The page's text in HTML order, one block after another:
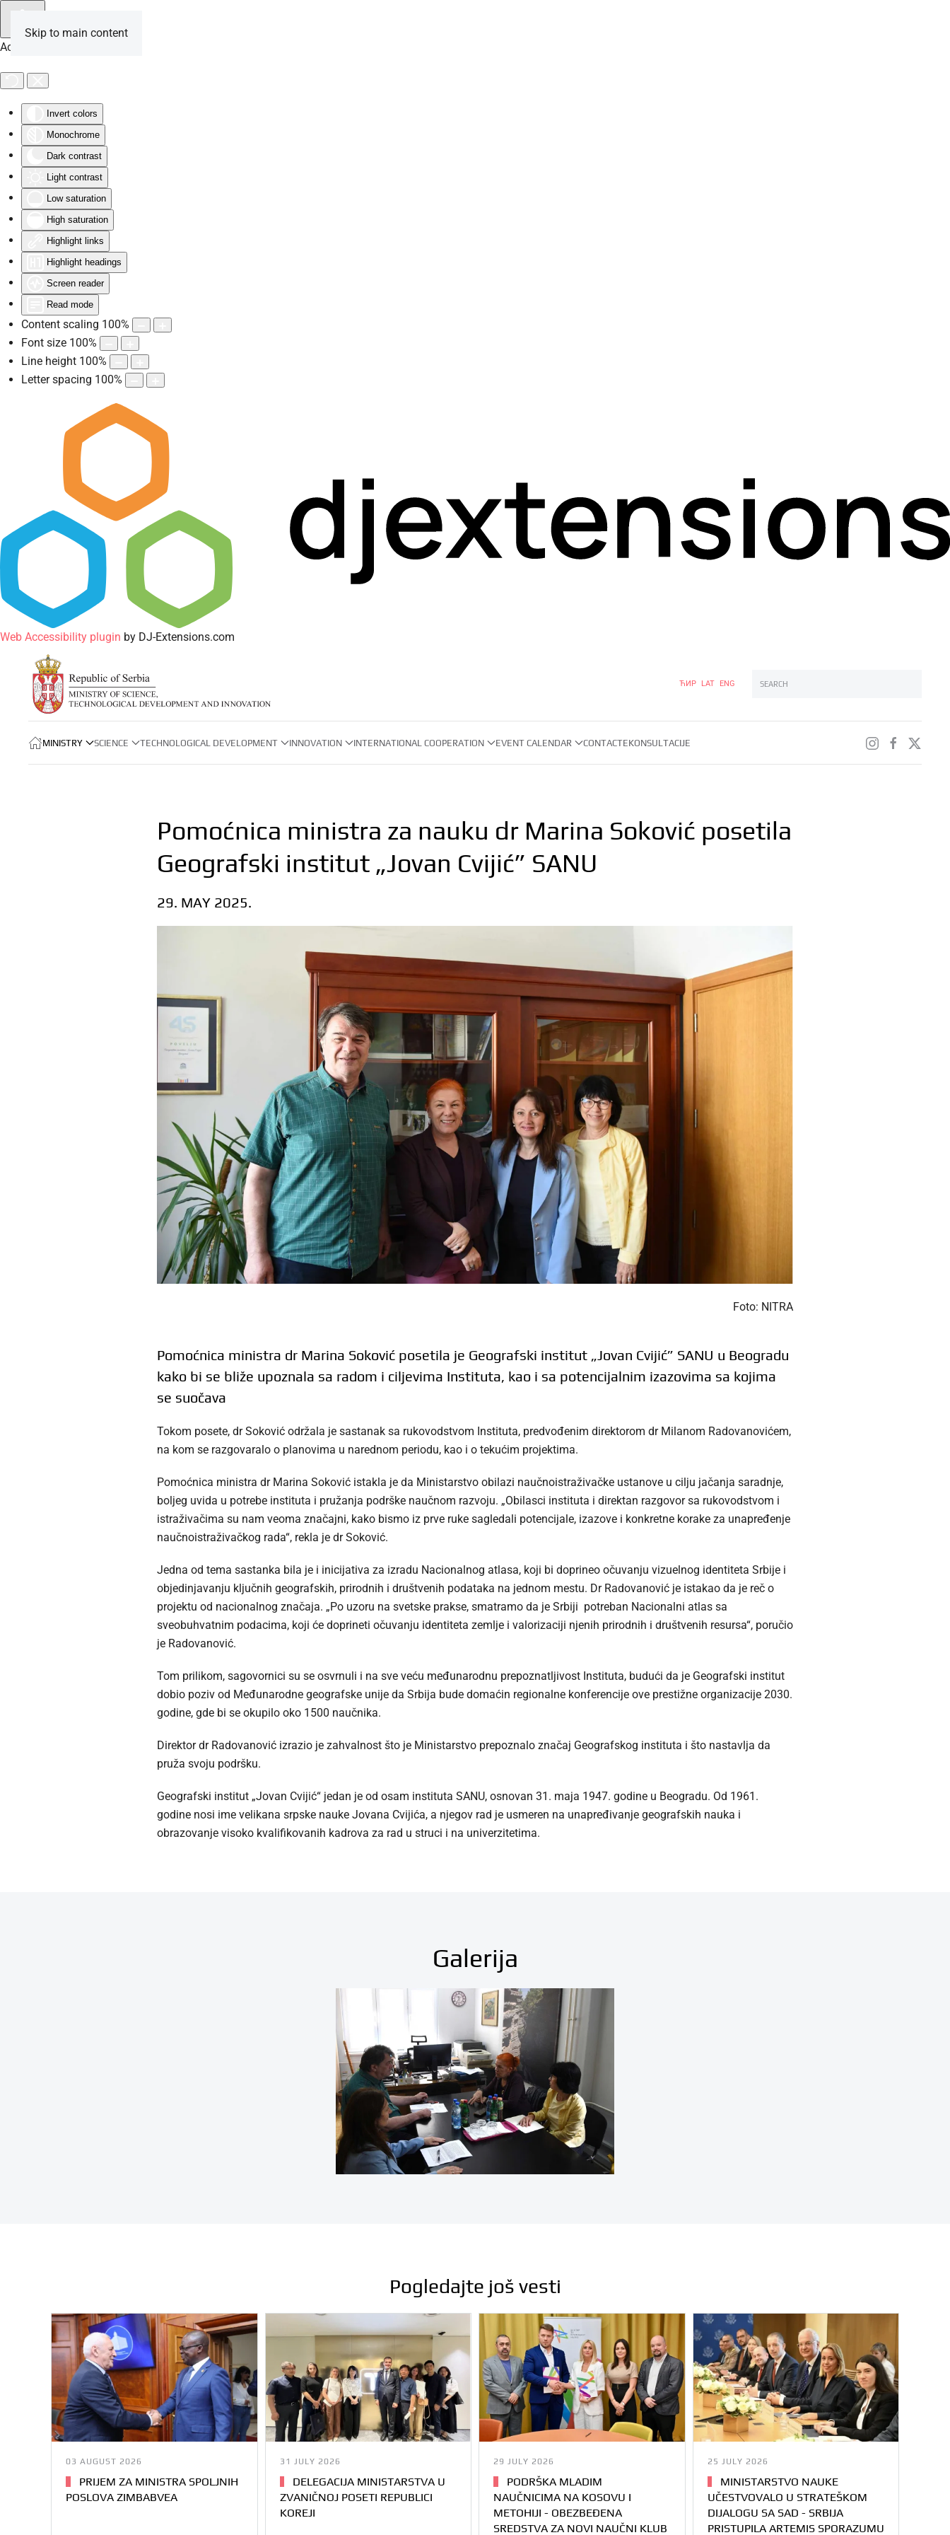
Accessibility Tools
Invert colors
Monochrome
Dark contrast
Light contrast
Low saturation
High saturation
Highlight links
Highlight headings
Screen reader
Read mode
Content scaling 100%
Font size 100%
Line height 100%
Letter spacing 100%
Web Accessibility plugin by DJ-Extensions.com
Skip to main content
ЋИР LAT ENG
MINISTRY SCIENCE TECHNOLOGICAL DEVELOPMENT INNOVATION INTERNATIONAL COOPERATION EVENT CALENDAR CONTACTEKONSULTACIJE
Pomoćnica ministra za nauku dr Marina Soković posetila
Geografski institut „Jovan Cvijić” SANU
29. MAY 2025.
Foto: NITRA
Pomoćnica ministra dr Marina Soković posetila je Geografski institut „Jovan Cvijić” SANU u Beogradu
kako bi se bliže upoznala sa radom i ciljevima Instituta, kao i sa potencijalnim izazovima sa kojima
se suočava
Tokom posete, dr Soković održala je sastanak sa rukovodstvom Instituta, predvođenim direktorom dr Milanom Radovanovićem,
na kom se razgovaralo o planovima u narednom periodu, kao i o tekućim projektima.
Pomoćnica ministra dr Marina Soković istakla je da Ministarstvo obilazi naučnoistraživačke ustanove u cilju jačanja saradnje,
boljeg uvida u potrebe instituta i pružanja podrške naučnom razvoju. „Obilasci instituta i direktan razgovor sa rukovodstvom i
istraživačima su nam veoma značajni, kako bismo iz prve ruke sagledali potencijale, izazove i konkretne korake za unapređenje
naučnoistraživačkog rada“, rekla je dr Soković.
Jedna od tema sastanka bila je i inicijativa za izradu Nacionalnog atlasa, koji bi doprineo očuvanju vizuelnog identiteta Srbije i
objedinjavanju ključnih geografskih, prirodnih i društvenih podataka na jednom mestu. Dr Radovanović je istakao da je reč o
projektu od nacionalnog značaja. „Po uzoru na svetske prakse, smatramo da je Srbiji potreban Nacionalni atlas sa
sveobuhvatnim podacima, koji će doprineti očuvanju identiteta zemlje i valorizaciji njenih prirodnih i društvenih resursa“, poručio
je Radovanović.
Tom prilikom, sagovornici su se osvrnuli i na sve veću međunarodnu prepoznatljivost Instituta, budući da je Geografski institut
dobio poziv od Međunarodne geografske unije da Srbija bude domaćin regionalne konferencije ove prestižne organizacije 2030.
godine, gde bi se okupilo oko 1500 naučnika.
Direktor dr Radovanović izrazio je zahvalnost što je Ministarstvo prepoznalo značaj Geografskog instituta i što nastavlja da
pruža svoju podršku.
Geografski institut „Jovan Cvijić“ jedan je od osam instituta SANU, osnovan 31. maja 1947. godine u Beogradu. Od 1961.
godine nosi ime velikana srpske nauke Jovana Cvijića, a njegov rad je usmeren na unapređivanje geografskih nauka i
obrazovanje visoko kvalifikovanih kadrova za rad u struci i na univerzitetima.
Galerija
Pogledajte još vesti
03 AUGUST 2026
PRIJEM ZA MINISTRA SPOLJNIH
POSLOVA ZIMBABVEA
31 JULY 2026
DELEGACIJA MINISTARSTVA U
ZVANIČNOJ POSETI REPUBLICI
KOREJI
29 JULY 2026
PODRŠKA MLADIM
NAUČNICIMA NA KOSOVU I
METOHIJI - OBEZBEĐENA
SREDSTVA ZA NOVI NAUČNI KLUB
25 JULY 2026
MINISTARSTVO NAUKE
UČESTVOVALO U STRATEŠKOM
DIJALOGU SA SAD - SRBIJA
PRISTUPILA ARTEMIS SPORAZUMU